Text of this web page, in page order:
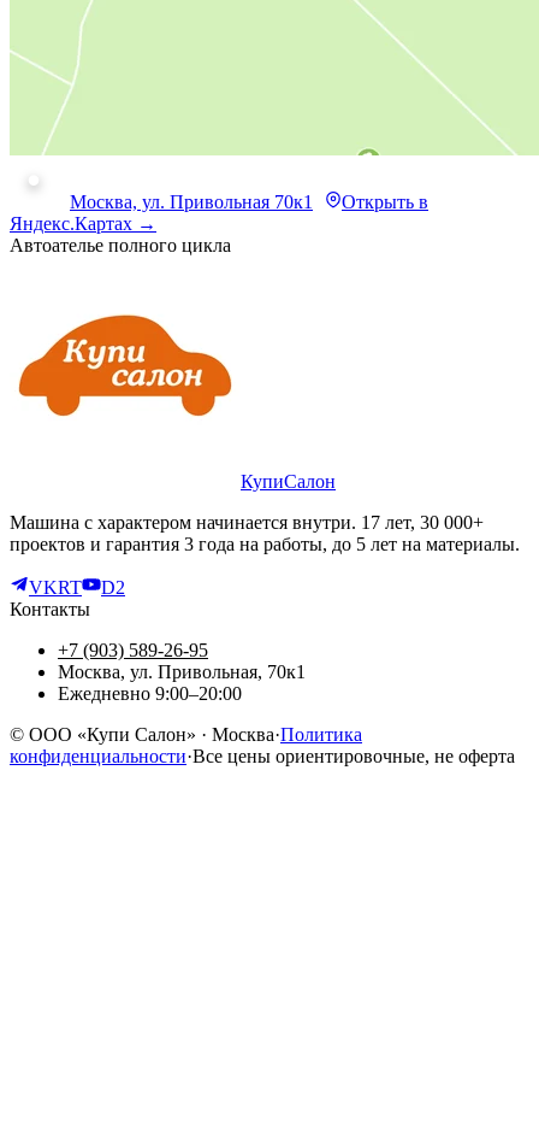
Москва, ул. Привольная 70к1
Открыть в
Яндекс.Картах →
Автоателье полного цикла
КупиСалон
Машина с характером начинается внутри. 17 лет, 30 000+
проектов и гарантия 3 года на работы, до 5 лет на материалы.
VKRT
D2
Контакты
+7 (903) 589-26-95
Москва, ул. Привольная, 70к1
Ежедневно 9:00–20:00
© ООО «Купи Салон» · Москва·Политика
конфиденциальности·Все цены ориентировочные, не оферта